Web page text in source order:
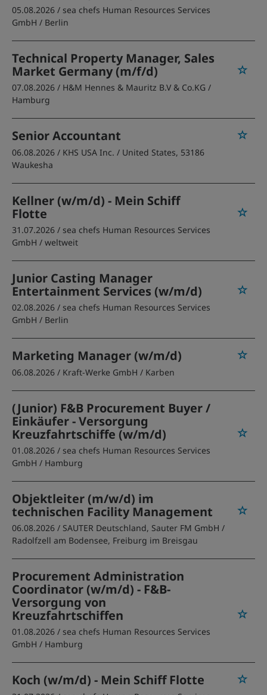
05.08.2026 / sea chefs Human Resources Services
GmbH / Berlin
Technical Property Manager, Sales
Market Germany (m/f/d)
07.08.2026 / H&M Hennes & Mauritz B.V & Co.KG /
Hamburg
Senior Accountant
06.08.2026 / KHS USA Inc. / United States, 53186
Waukesha
Kellner (w/m/d) - Mein Schiff
Flotte
31.07.2026 / sea chefs Human Resources Services
GmbH / weltweit
Junior Casting Manager
Entertainment Services (w/m/d)
02.08.2026 / sea chefs Human Resources Services
GmbH / Berlin
Marketing Manager (w/m/d)
06.08.2026 / Kraft-Werke GmbH / Karben
(Junior) F&B Procurement Buyer /
Einkäufer - Versorgung
Kreuzfahrtschiffe (w/m/d)
01.08.2026 / sea chefs Human Resources Services
GmbH / Hamburg
Objektleiter (m/w/d) im
technischen Facility Management
06.08.2026 / SAUTER Deutschland, Sauter FM GmbH /
Radolfzell am Bodensee, Freiburg im Breisgau
Procurement Administration
Coordinator (w/m/d) - F&B-
Versorgung von
Kreuzfahrtschiffen
01.08.2026 / sea chefs Human Resources Services
GmbH / Hamburg
Koch (w/m/d) - Mein Schiff Flotte